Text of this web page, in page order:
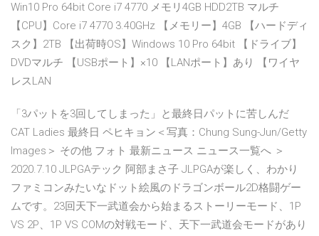
Win10 Pro 64bit Core i7 4770 メモリ4GB HDD2TB マルチ
【CPU】Core i7 4770 3.40GHz 【メモリー】4GB 【ハードディ
スク】2TB 【出荷時OS】Windows 10 Pro 64bit 【ドライブ】
DVDマルチ 【USBポート】×10 【LANポート】あり 【ワイヤ
レスLAN
「3パットを3回してしまった」と最終日パットに苦しんだ
CAT Ladies 最終日 ペヒキョン＜写真：Chung Sung-Jun/Getty
Images＞ その他 フォト 最新ニュース ニュース一覧へ ＞
2020.7.10 JLPGAテック 阿部まさ子 JLPGAが楽しく、わかり
ファミコンみたいなドット絵風のドラゴンボール2D格闘ゲー
ムです。23回天下一武道会から始まるストーリーモード、1P
VS 2P、1P VS COMの対戦モード、天下一武道会モードがあり